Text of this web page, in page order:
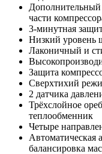
Дополнительный
части
3-минутная
Низкий уровень
Лаконичный и
Защита
Сверхтихий
2 датчика
Трёхслойное
теплообменник
Четыре
Автоматическая
балансировка